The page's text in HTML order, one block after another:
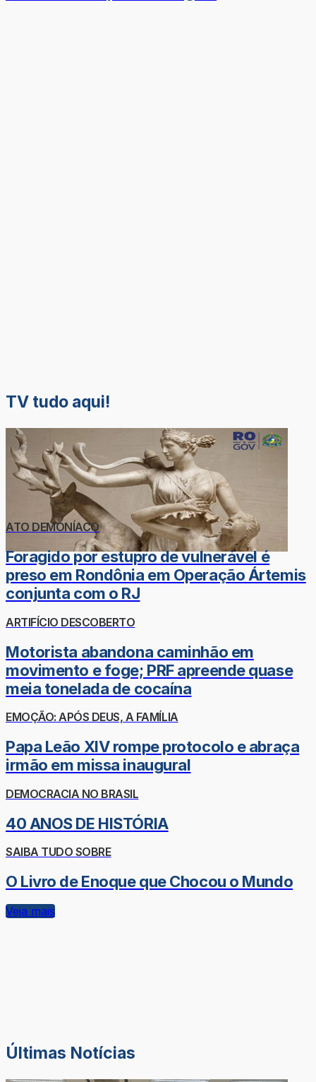
TV tudo aqui!
ATO DEMONÍACO
Foragido por estupro de vulnerável é
preso em Rondônia em Operação Ártemis
conjunta com o RJ
ARTIFÍCIO DESCOBERTO
Motorista abandona caminhão em
movimento e foge; PRF apreende quase
meia tonelada de cocaína
EMOÇÃO: APÓS DEUS, A FAMÍLIA
Papa Leão XIV rompe protocolo e abraça
irmão em missa inaugural
DEMOCRACIA NO BRASIL
40 ANOS DE HISTÓRIA
SAIBA TUDO SOBRE
O Livro de Enoque que Chocou o Mundo
Veja mais
Últimas Notícias